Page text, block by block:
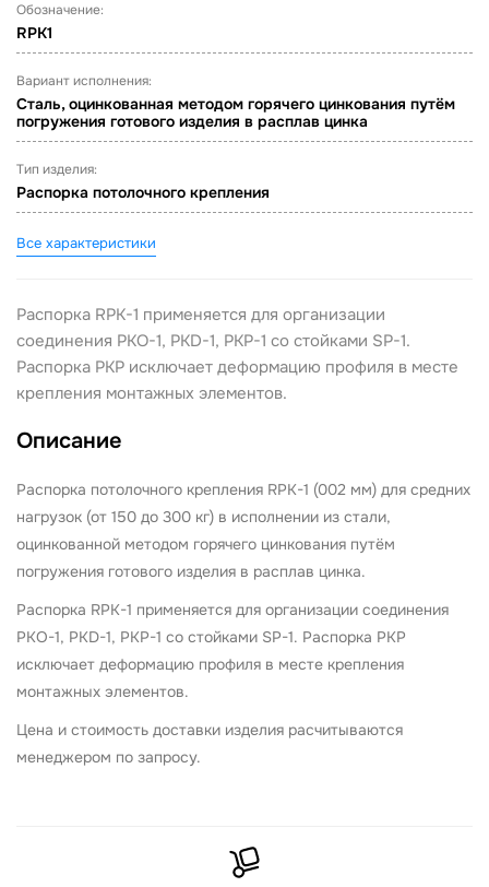
Обозначение:
RPK1
Вариант исполнения:
Сталь, оцинкованная методом горячего цинкования путём
погружения готового изделия в расплав цинка
Тип изделия:
Распорка потолочного крепления
Все характеристики
Распорка RPK-1 применяется для организации
соединения PKO-1, PKD-1, PKP-1 со стойками SP-1.
Распорка PKP исключает деформацию профиля в месте
крепления монтажных элементов.
Описание
Распорка потолочного крепления RPK-1 (002 мм) для средних
нагрузок (от 150 до 300 кг) в исполнении из стали,
оцинкованной методом горячего цинкования путём
погружения готового изделия в расплав цинка.
Распорка RPK-1 применяется для организации соединения
PKO-1, PKD-1, PKP-1 со стойками SP-1. Распорка PKP
исключает деформацию профиля в месте крепления
монтажных элементов.
Цена и стоимость доставки изделия расчитываются
менеджером по запросу.